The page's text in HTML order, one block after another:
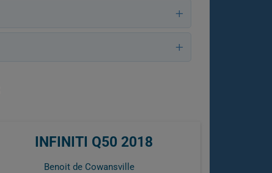
INFINITI Q50 2018
Benoit de Cowansville